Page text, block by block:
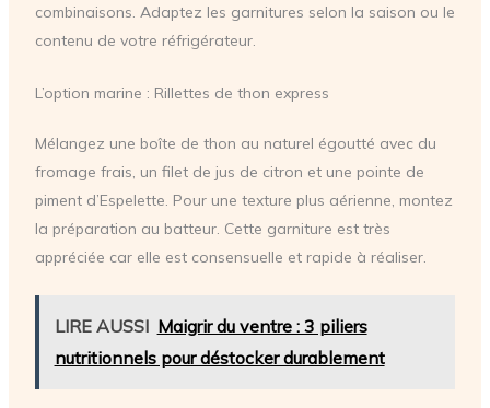
combinaisons. Adaptez les garnitures selon la saison ou le
contenu de votre réfrigérateur.
L’option marine : Rillettes de thon express
Mélangez une boîte de thon au naturel égoutté avec du
fromage frais, un filet de jus de citron et une pointe de
piment d’Espelette. Pour une texture plus aérienne, montez
la préparation au batteur. Cette garniture est très
appréciée car elle est consensuelle et rapide à réaliser.
LIRE AUSSI Maigrir du ventre : 3 piliers
nutritionnels pour déstocker durablement